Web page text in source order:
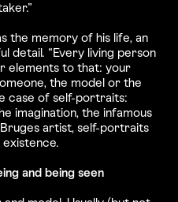
the memory of his life, an
detail. “Every living person
elements to that: your
the model or the
case of self-portraits:
imagination, the infamous
artist, self-portraits
existence.
and being seen